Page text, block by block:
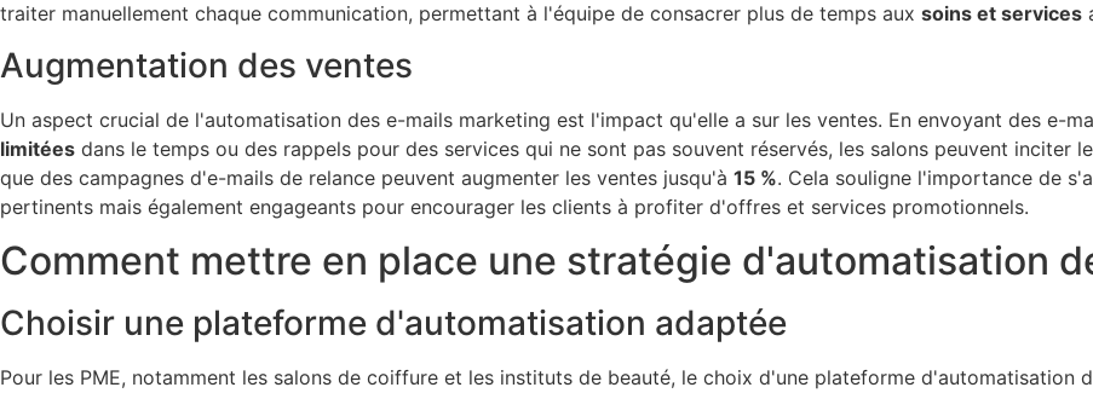
traiter manuellement chaque communication, permettant à l'équipe de consacrer plus de temps aux soins et services
Augmentation des ventes
Un aspect crucial de l'automatisation des e-mails marketing est l'impact qu'elle a sur les ventes. En envoyant des e-
limitées dans le temps ou des rappels pour des services qui ne sont pas souvent réservés, les salons peuvent inciter
que des campagnes d'e-mails de relance peuvent augmenter les ventes jusqu'à 15 %. Cela souligne l'importance de
pertinents mais également engageants pour encourager les clients à profiter d'offres et services promotionnels.
Comment mettre en place une stratégie d'automatisation
Choisir une plateforme d'automatisation adaptée
Pour les PME, notamment les salons de coiffure et les instituts de beauté, le choix d'une plateforme d'automatisation